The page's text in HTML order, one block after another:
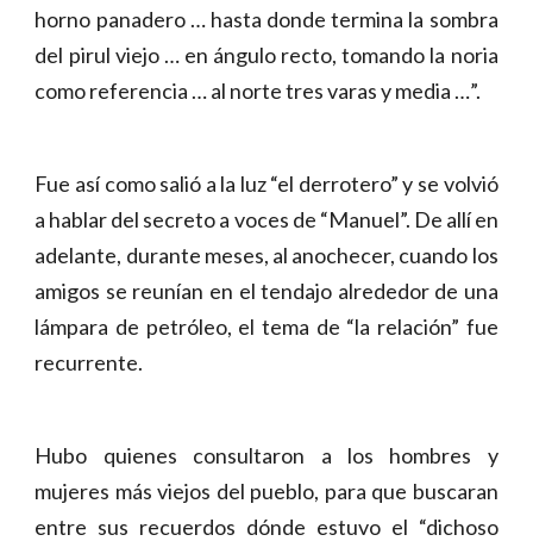
horno panadero … hasta donde termina la sombra
del pirul viejo … en ángulo recto, tomando la noria
como referencia … al norte tres varas y media …”.
Fue así como salió a la luz “el derrotero” y se volvió
a hablar del secreto a voces de “Manuel”. De allí en
adelante, durante meses, al anochecer, cuando los
amigos se reunían en el tendajo alrededor de una
lámpara de petróleo, el tema de “la relación” fue
recurrente.
Hubo quienes consultaron a los hombres y
mujeres más viejos del pueblo, para que buscaran
entre sus recuerdos dónde estuvo el “dichoso